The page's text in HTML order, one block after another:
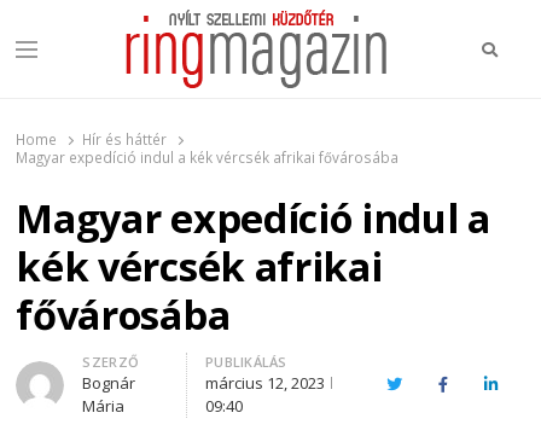
Menu
Home
Hír és háttér
Magyar expedíció indul a kék vércsék afrikai fővárosába
Magyar expedíció indul a
kék vércsék afrikai
fővárosába
Author
SZERZŐ
Bognár
Mária
PUBLIKÁLÁS
március 12, 2023
09:40
TwitterFacebook